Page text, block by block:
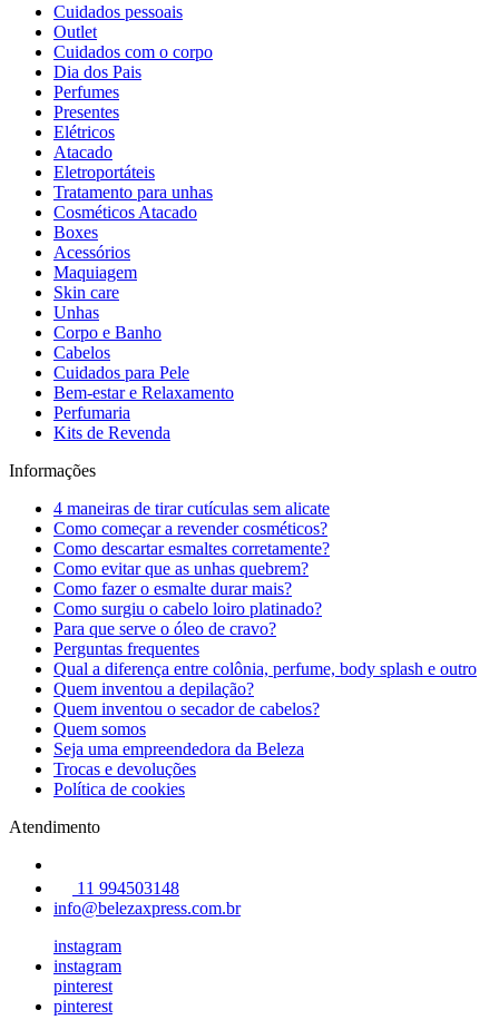
Cuidados pessoais
Outlet
Cuidados com o corpo
Dia dos Pais
Perfumes
Presentes
Elétricos
Atacado
Eletroportáteis
Tratamento para unhas
Cosméticos Atacado
Boxes
Acessórios
Maquiagem
Skin care
Unhas
Corpo e Banho
Cabelos
Cuidados para Pele
Bem-estar e Relaxamento
Perfumaria
Kits de Revenda
Informações
4 maneiras de tirar cutículas sem alicate
Como começar a revender cosméticos?
Como descartar esmaltes corretamente?
Como evitar que as unhas quebrem?
Como fazer o esmalte durar mais?
Como surgiu o cabelo loiro platinado?
Para que serve o óleo de cravo?
Perguntas frequentes
Qual a diferença entre colônia, perfume, body splash e outro
Quem inventou a depilação?
Quem inventou o secador de cabelos?
Quem somos
Seja uma empreendedora da Beleza
Trocas e devoluções
Política de cookies
Atendimento
11 994503148
info@belezaxpress.com.br
instagram
instagram
pinterest
pinterest